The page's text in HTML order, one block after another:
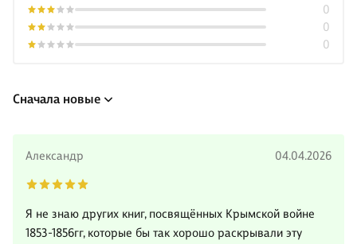
0
0
0
Сначала новые
Александр 04.04.2026
Я не знаю других книг, посвящённых Крымской войне
1853-1856гг, которые бы так хорошо раскрывали эту